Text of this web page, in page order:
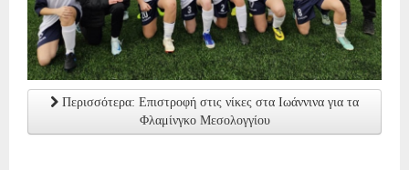
Περισσότερα: Επιστροφή στις νίκες στα Ιωάννινα για τα
Φλαμίνγκο Μεσολογγίου